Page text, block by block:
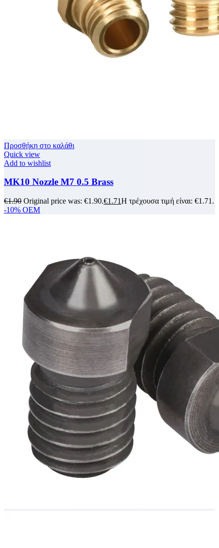
Προσθήκη στο καλάθι
Quick view
Add to wishlist
MK10 Nozzle M7 0.5 Brass
€1.90 Original price was: €1.90.€1.71Η τρέχουσα τιμή είναι: €1.71.
-10% OEM